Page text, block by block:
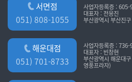
서면점
051) 808-1055
사업자등록증 :
대표자 : 전응진
부산광역시 부산진
해운대점
051) 701-8733
사업자등록증 :
대표자 : 빈창현
부산광역시 해운대
영풍프라자)